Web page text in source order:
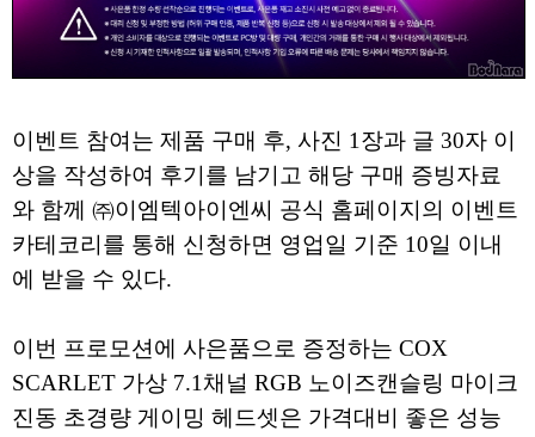
이벤트 참여는 제품 구매 후, 사진 1장과 글 30자 이
상을 작성하여 후기를 남기고 해당 구매 증빙자료
와 함께 ㈜이엠텍아이엔씨 공식 홈페이지의 이벤트
카테코리를 통해 신청하면 영업일 기준 10일 이내
에 받을 수 있다.
이번 프로모션에 사은품으로 증정하는 COX
SCARLET 가상 7.1채널 RGB 노이즈캔슬링 마이크
진동 초경량 게이밍 헤드셋은 가격대비 좋은 성능